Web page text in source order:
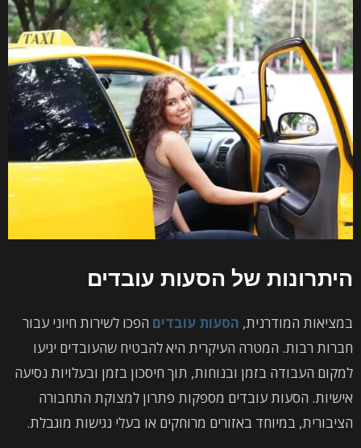
היתרונות של הסעות עובדים
במציאות המודרנית, הסעות עובדים הפכו לשירות חיוני עבור
חברות רבות. המטרה העיקרית היא להבטיח שהעובדים יגיעו
למקום העבודה בזמן ובנוחות, תוך חיסכון בזמן ובעלויות נסיעה
אישיות. הסעות עובדים מספקות פתרון למצוקת התחבורה
הציבורית, במיוחד באזורים מרוחקים או בעלי נגישות מוגבלת.